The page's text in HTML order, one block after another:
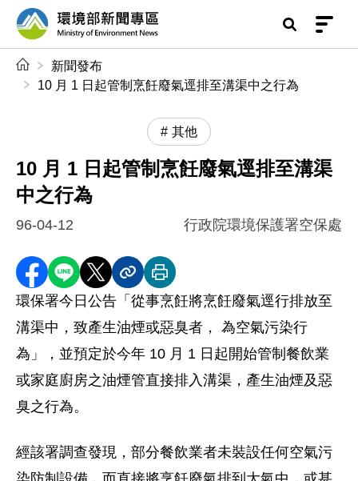
前往中央內容區塊
環境部新聞專區
新聞發布
10 月 1 日起管制烹飪廢氣逕排至溝渠中之行為
其他
10 月 1 日起管制烹飪廢氣逕排至溝渠
中之行為
96-04-12 行政院環境保護署空保處
分享至 Facebook
分享到 LINE
分享到 X分享內容連結
列印本頁
環保署今日公告「從事烹飪將烹飪廢氣逕行排放至
溝渠中，致產生油煙或惡臭者， 為空氣污染行
為」，並預定於今年 10 月 1 日起開始管制餐飲業
或家庭廚房之油煙管直接排入溝渠，產生油煙及惡
臭之行為。
經該署調查發現，部分餐飲業者未裝設任何空氣污